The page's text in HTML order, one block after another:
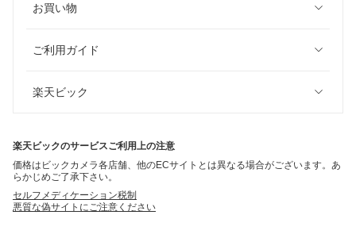
お買い物
ご利用ガイド
楽天ビック
楽天ビックのサービスご利用上の注意
価格はビックカメラ各店舗、他のECサイトとは異なる場合がございます。あ
らかじめご了承下さい。
セルフメディケーション税制
悪質な偽サイトにご注意ください